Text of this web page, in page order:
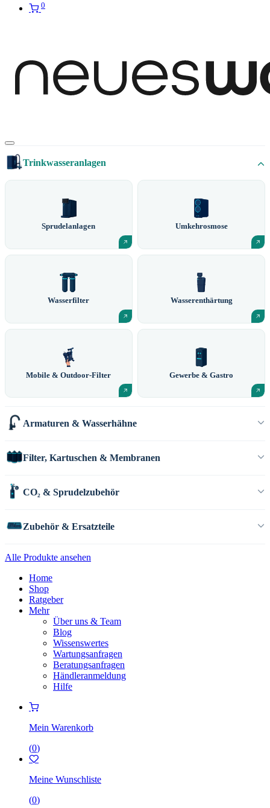
0
Trinkwasseranlagen
Sprudelanlagen Umkehrosmose
Wasserfilter Wasserenthärtung
Mobile & Outdoor-Filter Gewerbe & Gastro
Armaturen & Wasserhähne
Filter, Kartuschen & Membranen
CO₂ & Sprudelzubehör
Zubehör & Ersatzteile
Alle Produkte ansehen
Home
Shop
Ratgeber
Mehr
Über uns & Team
Blog
Wissenswertes
Wartungsanfragen
Beratungsanfragen
Händleranmeldung
Hilfe
Mein Warenkorb
(0)
Meine Wunschliste
(0)